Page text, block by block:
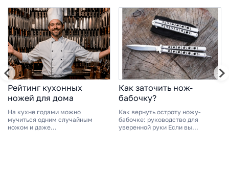
Рейтинг кухонных
ножей для дома
На кухне годами можно
мучиться одним случайным
ножом и даже...
Как заточить нож-
бабочку?
Как вернуть остроту ножу-
бабочке: руководство для
уверенной руки Если вы...